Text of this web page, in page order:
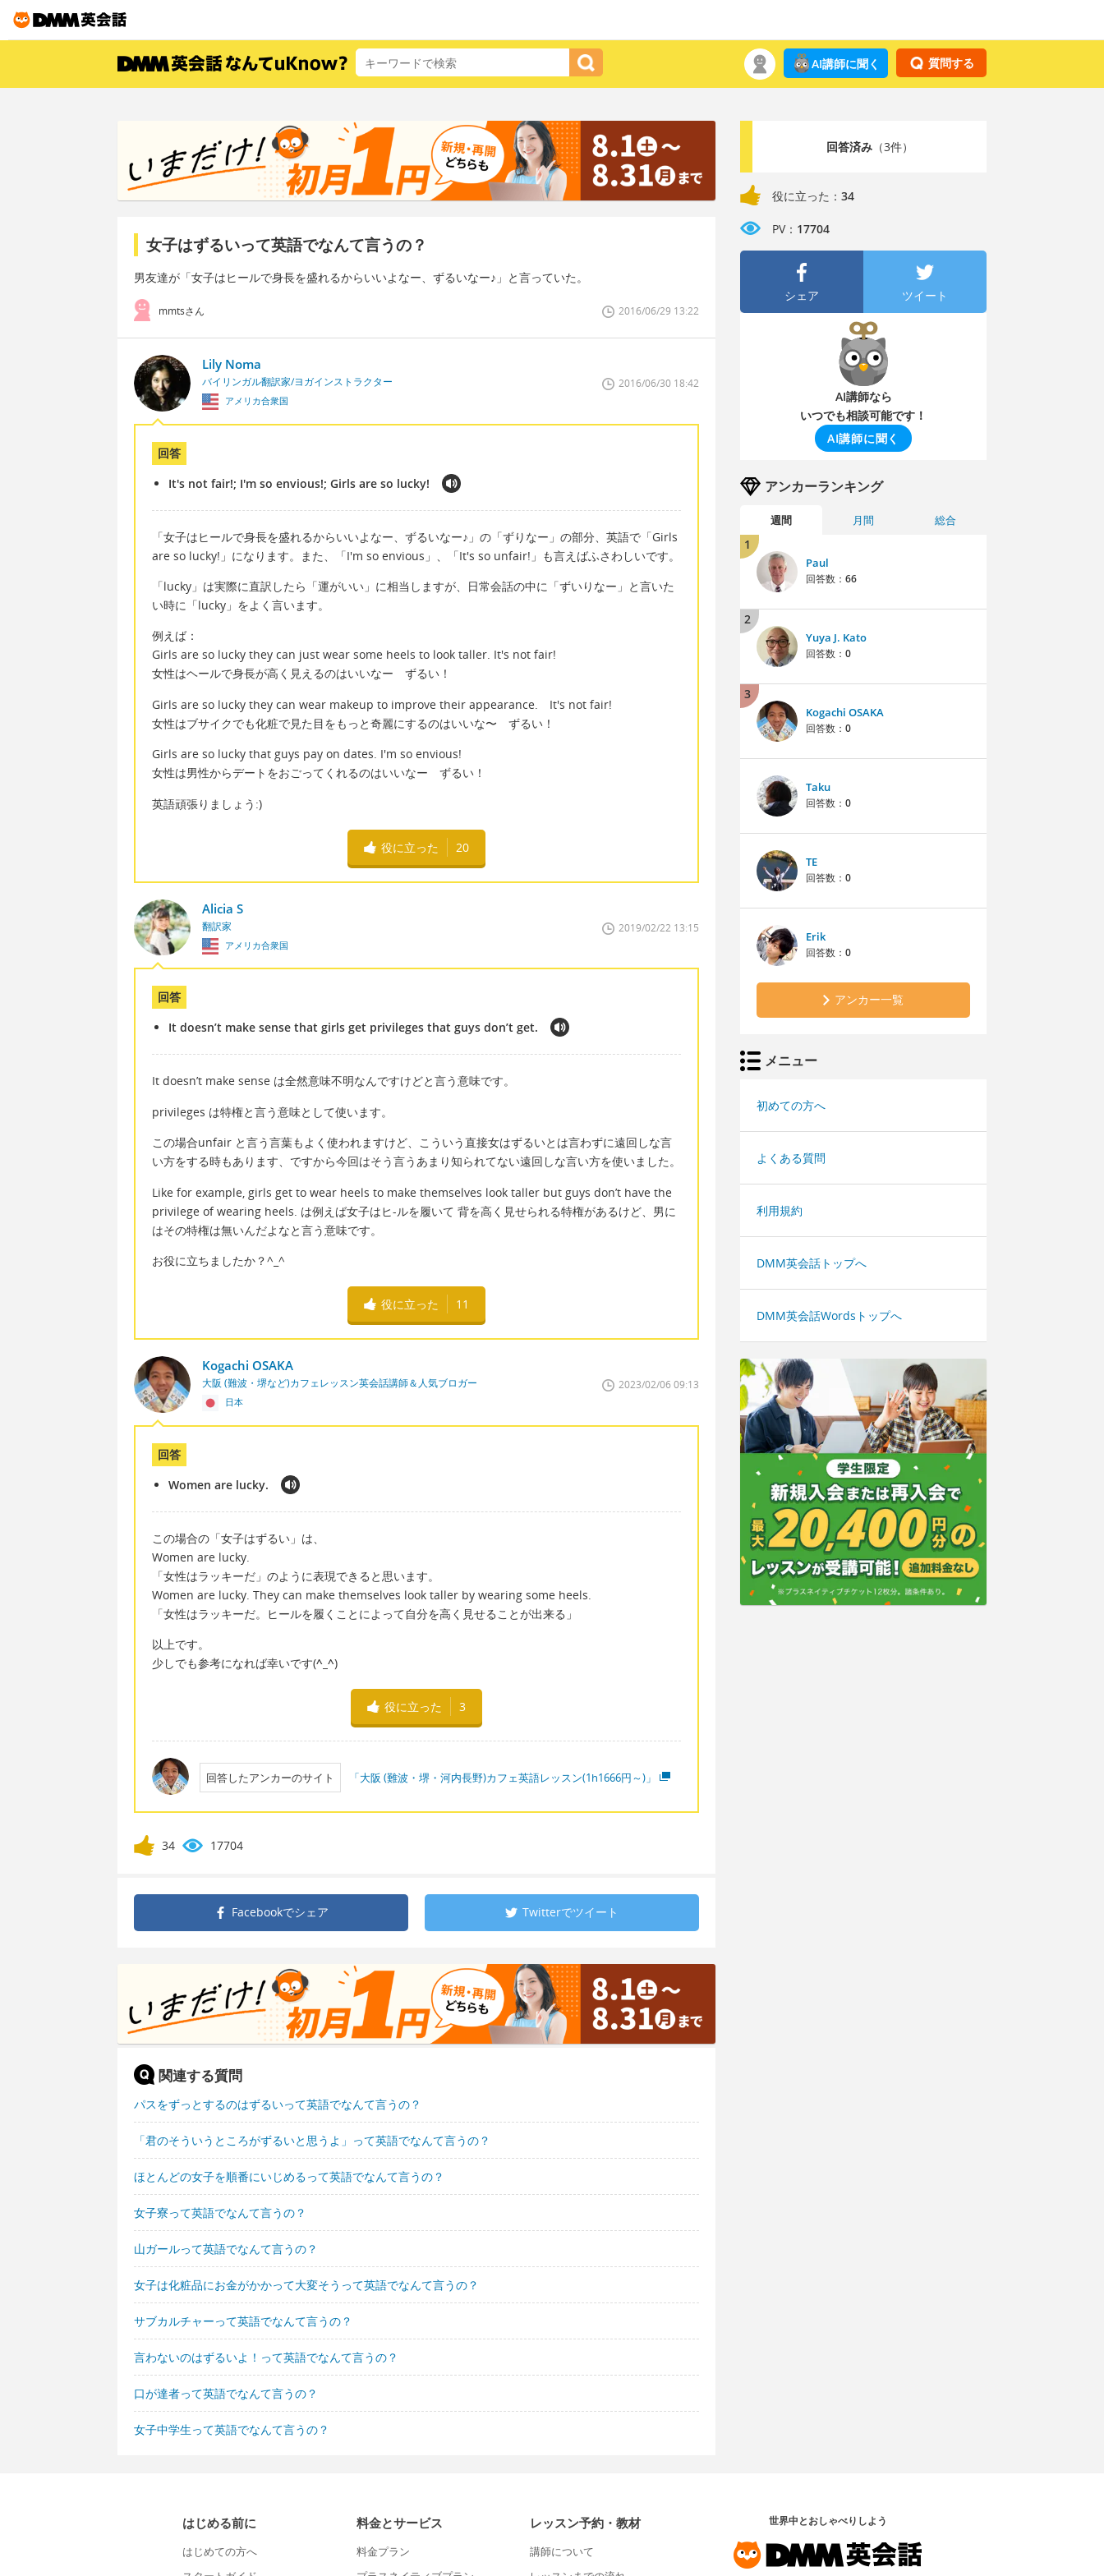
質問する
AI講師に聞く
女子はずるいって英語でなんて言うの？
男友達が「女子はヒールで身長を盛れるからいいよなー、ずるいなー♪」と言っていた。
mmtsさん 2016/06/29 13:22
Lily Noma
バイリンガル翻訳家/ヨガインストラクター
アメリカ合衆国
2016/06/30 18:42
回答
It's not fair!; I'm so envious!; Girls are so lucky!
「女子はヒールで身長を盛れるからいいよなー、ずるいなー♪」の「ずりなー」の部分、英語で「Girls
are so lucky!」になります。また、「I'm so envious」、「It's so unfair!」も言えばふさわしいです。
「lucky」は実際に直訳したら「運がいい」に相当しますが、日常会話の中に「ずいりなー」と言いた
い時に「lucky」をよく言います。
例えば：
Girls are so lucky they can just wear some heels to look taller. It's not fair!
女性はヘールで身長が高く見えるのはいいなー ずるい！
Girls are so lucky they can wear makeup to improve their appearance. It's not fair!
女性はブサイクでも化粧で見た目をもっと奇麗にするのはいいな〜 ずるい！
Girls are so lucky that guys pay on dates. I'm so envious!
女性は男性からデートをおごってくれるのはいいなー ずるい！
英語頑張りましょう:)
役に立った 20
Alicia S
翻訳家
アメリカ合衆国
2019/02/22 13:15
回答
It doesn’t make sense that girls get privileges that guys don’t get.
It doesn’t make sense は全然意味不明なんですけどと言う意味です。
privileges は特権と言う意味として使います。
この場合unfair と言う言葉もよく使われますけど、こういう直接女はずるいとは言わずに遠回しな言
い方をする時もあります、ですから今回はそう言うあまり知られてない遠回しな言い方を使いました。
Like for example, girls get to wear heels to make themselves look taller but guys don’t have the
privilege of wearing heels. は例えば女子はヒ-ルを履いて 背を高く見せられる特権があるけど、男に
はその特権は無いんだよなと言う意味です。
お役に立ちましたか？^_^
役に立った 11
Kogachi OSAKA
大阪 (難波・堺など)カフェレッスン英会話講師＆人気ブロガー
日本
2023/02/06 09:13
回答
Women are lucky.
この場合の「女子はずるい」は、
Women are lucky.
「女性はラッキーだ」のように表現できると思います。
Women are lucky. They can make themselves look taller by wearing some heels.
「女性はラッキーだ。ヒールを履くことによって自分を高く見せることが出来る」
以上です。
少しでも参考になれば幸いです(^_^)
役に立った 3
回答したアンカーのサイト 「大阪 (難波・堺・河内長野)カフェ英語レッスン(1h1666円～)」
34 17704
Facebookでシェア Twitterでツイート
関連する質問
パスをずっとするのはずるいって英語でなんて言うの？
「君のそういうところがずるいと思うよ」って英語でなんて言うの？
ほとんどの女子を順番にいじめるって英語でなんて言うの？
女子寮って英語でなんて言うの？
山ガールって英語でなんて言うの？
女子は化粧品にお金がかかって大変そうって英語でなんて言うの？
サブカルチャーって英語でなんて言うの？
言わないのはずるいよ！って英語でなんて言うの？
口が達者って英語でなんて言うの？
女子中学生って英語でなんて言うの？
回答済み（3件）
役に立った： 34
PV： 17704
シェア ツイート
AI講師なら
いつでも相談可能です！
AI講師に聞く
アンカーランキング
週間 月間 総合
1
Paul
回答数： 66
2
Yuya J. Kato
回答数： 0
3
Kogachi OSAKA
回答数： 0
Taku
回答数： 0
TE
回答数： 0
Erik
回答数： 0
アンカー一覧
メニュー
初めての方へ
よくある質問
利用規約
DMM英会話トップへ
DMM英会話Wordsトップへ
はじめる前に
はじめての方へ
料金とサービス
料金プラン
レッスン予約・教材
講師について
世界中とおしゃべりしよう